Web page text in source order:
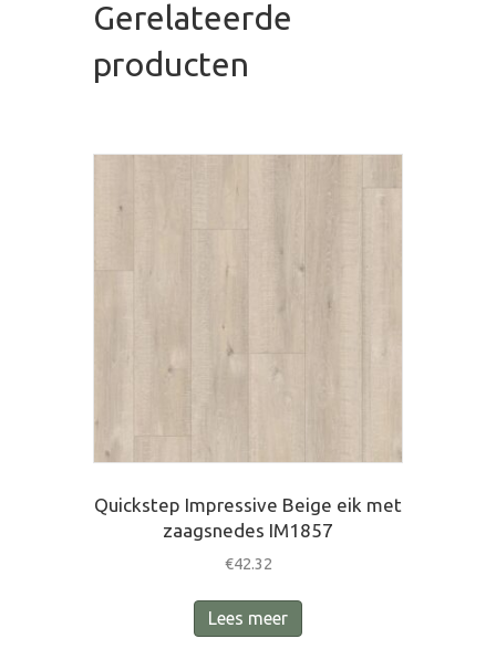
Gerelateerde
producten
Quickstep Impressive Beige eik met
zaagsnedes IM1857
€42.32
Lees meer